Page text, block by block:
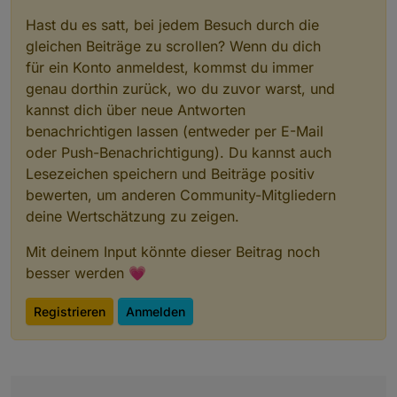
Der grüne Balken ganz unten im Diagramm
zeigt an, wann E3DC von extern gesteuert
wurde, also vom Skript.
Bei stark schwankender PV-Leistung oder
wenn die PV-Leistung geringer ist als die
berechnete Ladeleistung wir die Regelung
E3DC überlassen, da man mit einem Skript von
schnell reagieren kann.
Du kannst ja mal bei dir auch die Objekt-ID
anzeigen lassen, dann erkennst du sofort, ob
es ein Problem vom Skript ist oder der E3DC
Regelung.
Hast du es satt, bei jedem Besuch durch die
gleichen Beiträge zu scrollen? Wenn du dich
für ein Konto anmeldest, kommst du immer
genau dorthin zurück, wo du zuvor warst, und
kannst dich über neue Antworten
benachrichtigen lassen (entweder per E-Mail
oder Push-Benachrichtigung). Du kannst auch
Lesezeichen speichern und Beiträge positiv
bewerten, um anderen Community-Mitgliedern
deine Wertschätzung zu zeigen.
Mit deinem Input könnte dieser Beitrag noch
besser werden 💗
Registrieren Anmelden